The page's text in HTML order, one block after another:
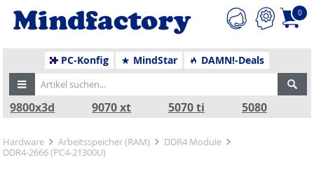
0
PC-Konfig MindStar DAMN!-Deals
9800x3d 9070 xt 5070 ti 5080
Hardware Arbeitsspeicher (RAM)
DDR4 Module
DDR4-2666 (PC4-21300U)